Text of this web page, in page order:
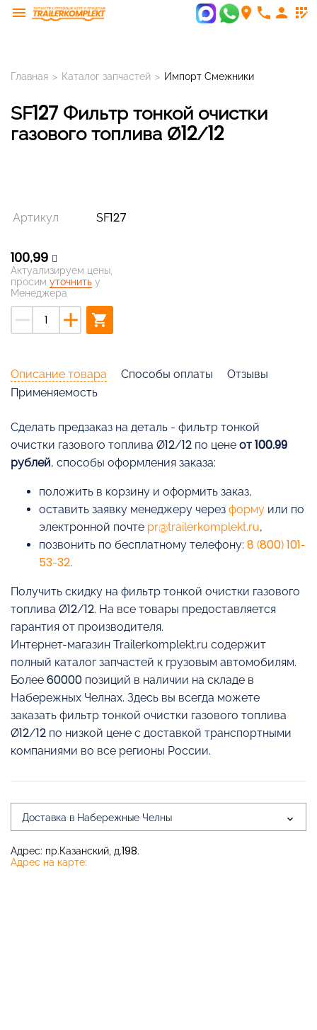
menu room phone person app_registration
Главная > Каталог запчастей > Импорт Смежники
SF127 Фильтр тонкой очистки
газового топлива Ø12/12
Артикул SF127
100,99
Актуализируем цены,
просим уточнить у
Менеджера
remove add shopping_cart
Описание товара Способы оплаты
Отзывы
Применяемость
Cделать предзаказ на деталь - фильтр тонкой
очистки газового топлива Ø12/12 по цене от 100.99
рублей, способы оформления заказа:
положить в корзину и оформить заказ,
оставить заявку менеджеру через форму или по
электронной почте pr@trailerkomplekt.ru,
позвонить по бесплатному телефону: 8 (800) 101-
53-32.
Получить скидку на фильтр тонкой очистки газового
топлива Ø12/12. На все товары предоставляется
гарантия от производителя.
Интернет-магазин Trailerkomplekt.ru содержит
полный каталог запчастей к грузовым автомобилям.
Более 60000 позиций в наличии на складе в
Набережных Челнах. Здесь вы всегда можете
заказать фильтр тонкой очистки газового топлива
Ø12/12 по низкой цене с доставкой транспортными
компаниями во все регионы России.
Доставка в Набережные Челны
Адрес: пр.Казанский, д.198.
Адрес на карте: